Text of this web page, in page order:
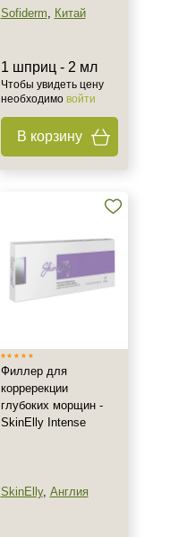
Sofiderm, Китай
1 шприц - 2 мл
Чтобы увидеть цену
необходимо войти
В корзину
Филлер для
корререкции
глубоких морщин -
SkinElly Intense
SkinElly, Англия